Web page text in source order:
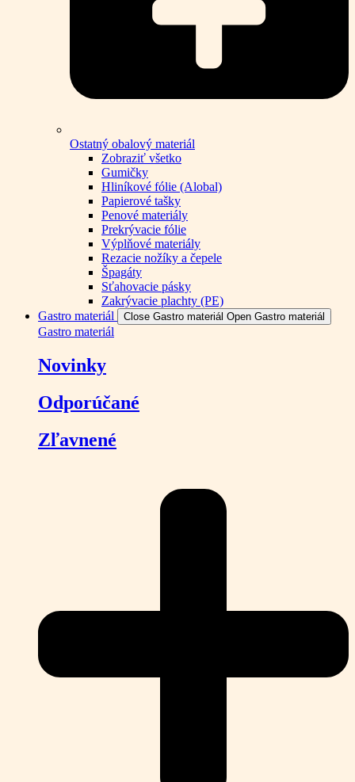
Ostatný obalový materiál
Zobraziť všetko
Gumičky
Hliníkové fólie (Alobal)
Papierové tašky
Penové materiály
Prekrývacie fólie
Výplňové materiály
Rezacie nožíky a čepele
Špagáty
Sťahovacie pásky
Zakrývacie plachty (PE)
Gastro materiál
Close Gastro materiál Open Gastro materiál
Gastro materiál
Novinky
Odporúčané
Zľavnené